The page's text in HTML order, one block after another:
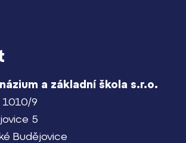
a základní škola s.r.o.
1010/9
5
Budějovice